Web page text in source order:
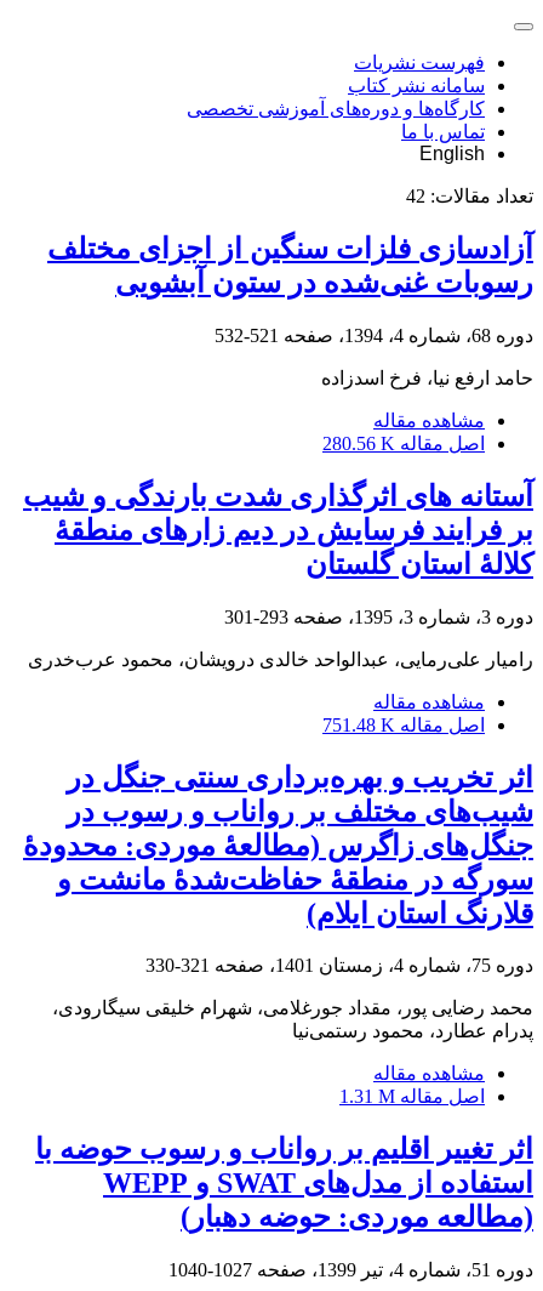
فهرست نشریات
سامانه نشر کتاب
کارگاه‌ها و دوره‌های آموزشی تخصصی
تماس با ما
English
تعداد مقالات: 42
آزادسازی فلزات سنگین از اجزای مختلف
رسوبات غنی‌شده در ستون آبشویی
دوره 68، شماره 4، 1394، صفحه 521-532
حامد ارفع نیا، فرخ اسدزاده
مشاهده مقاله
اصل مقاله 280.56 K
آستانه‏ های اثرگذاری شدت بارندگی و شیب
بر فرایند فرسایش در دیم ‏زارهای منطقۀ
کلالۀ استان گلستان
دوره 3، شماره 3، 1395، صفحه 293-301
رامیار علی‌رمایی، عبدالواحد خالدی درویشان، محمود عرب‌خدری
مشاهده مقاله
اصل مقاله 751.48 K
اثر تخریب و بهره‌برداری سنتی جنگل در
شیب‌های مختلف بر رواناب و رسوب در
جنگل‌های زاگرس (مطالعۀ موردی: محدودۀ
سورگه در منطقۀ حفاظت‌شدۀ مانشت و
قلارنگ استان ایلام)
دوره 75، شماره 4، زمستان 1401، صفحه 321-330
محمد رضایی پور، مقداد جورغلامی، شهرام خلیقی سیگارودی،
پدرام عطارد، محمود رستمی‌نیا
مشاهده مقاله
اصل مقاله 1.31 M
اثر تغییر اقلیم بر رواناب و رسوب حوضه با
استفاده از مدل‌های SWAT و WEPP
(مطالعه موردی: حوضه دهبار)
دوره 51، شماره 4، تیر 1399، صفحه 1027-1040